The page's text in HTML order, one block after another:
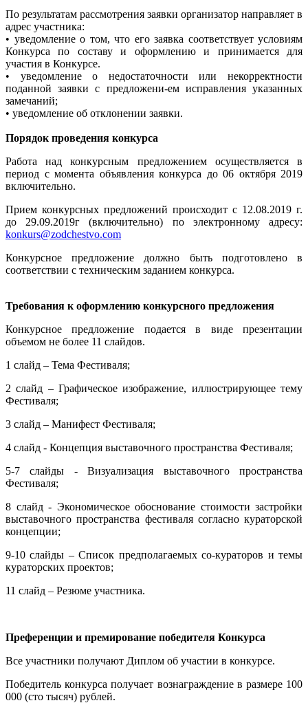
По результатам рассмотрения заявки организатор направляет в
адрес участника:
• уведомление о том, что его заявка соответствует условиям
Конкурса по составу и оформлению и принимается для
участия в Конкурсе.
• уведомление о недостаточности или некорректности
поданной заявки с предложени-ем исправления указанных
замечаний;
• уведомление об отклонении заявки.
Порядок проведения конкурса
Работа над конкурсным предложением осуществляется в
период с момента объявления конкурса до 06 октября 2019
включительно.
Прием конкурсных предложений происходит с 12.08.2019 г.
до 29.09.2019г (включительно) по электронному адресу:
konkurs@zodchestvo.com
Конкурсное предложение должно быть подготовлено в
соответствии с техническим заданием конкурса.
Требования к оформлению конкурсного предложения
Конкурсное предложение подается в виде презентации
объемом не более 11 слайдов.
1 слайд – Тема Фестиваля;
2 слайд – Графическое изображение, иллюстрирующее тему
Фестиваля;
3 слайд – Манифест Фестиваля;
4 слайд - Концепция выставочного пространства Фестиваля;
5-7 слайды - Визуализация выставочного пространства
Фестиваля;
8 слайд - Экономическое обоснование стоимости застройки
выставочного пространства фестиваля согласно кураторской
концепции;
9-10 слайды – Список предполагаемых со-кураторов и темы
кураторских проектов;
11 слайд – Резюме участника.
Преференции и премирование победителя Конкурса
Все участники получают Диплом об участии в конкурсе.
Победитель конкурса получает вознаграждение в размере 100
000 (сто тысяч) рублей.